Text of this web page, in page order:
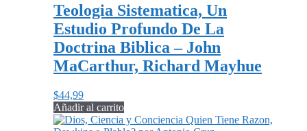
Teologia Sistematica, Un
Estudio Profundo De La
Doctrina Biblica – John
MaCarthur, Richard Mayhue
$44,99
Añadir al carrito